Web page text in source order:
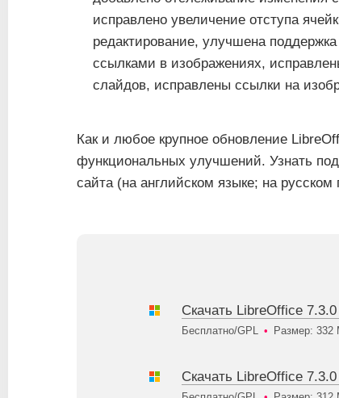
исправлено увеличение отступа
редактирование, улучшена
ссылками в изображениях,
слайдов, исправлены ссылки на
Как и любое крупное обновление
функциональных улучшений. Узнать
сайта (на английском языке; на русском
Скачать LibreOffice
Бесплатно/GPL • Размер: 332
Скачать LibreOffice